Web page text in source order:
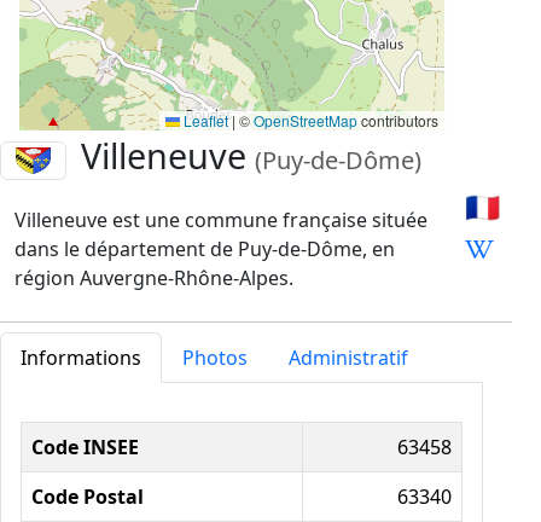
Leaflet | ©OpenStreetMapcontributors
Villeneuve(Puy-de-Dôme)
Villeneuve est une commune française située
dans le département de Puy-de-Dôme, en
région Auvergne-Rhône-Alpes.
🇫🇷
Informations Photos Administratif
Informations administratives
Code INSEE
63458
Code Postal
63340